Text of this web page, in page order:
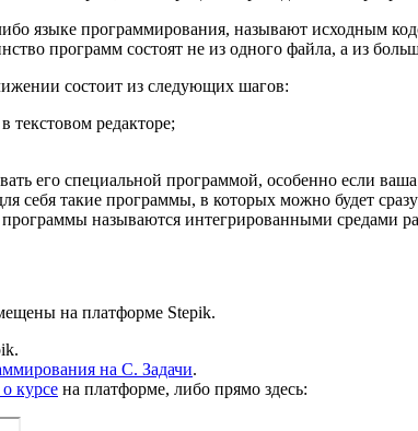
языке программирования, называют исходным
программ состоят не из одного файла, а из
состоит из следующих шагов:
текстовом редакторе;
его специальной программой, особенно если
себя такие программы, в которых можно будет
называются интегрированными средами
на платформе Stepik.
на С. Задачи.
курсе на платформе, либо прямо здесь: